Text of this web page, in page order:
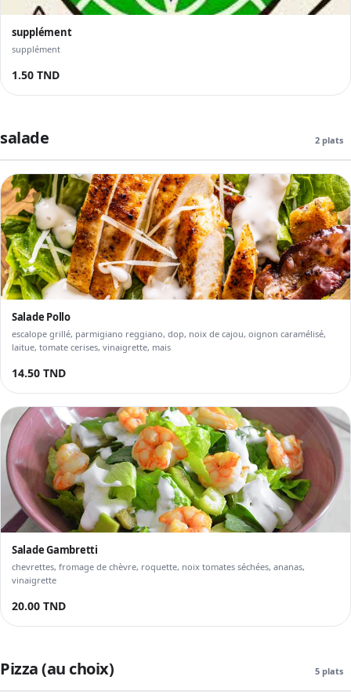
supplément
supplément
1.50 TND
salade 2 plats
Salade Pollo
escalope grillé, parmigiano reggiano, dop, noix de cajou, oignon caramélisé,
laitue, tomate cerises, vinaigrette, mais
14.50 TND
Salade Gambretti
chevrettes, fromage de chèvre, roquette, noix tomates séchées, ananas,
vinaigrette
20.00 TND
Pizza (au choix) 5 plats